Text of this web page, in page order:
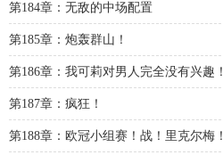
第184章：无敌的中场配置
第185章：炮轰群山！
第186章：我可莉对男人完全没有兴趣！
第187章：疯狂！
第188章：欧冠小组赛！战！里克尔梅！